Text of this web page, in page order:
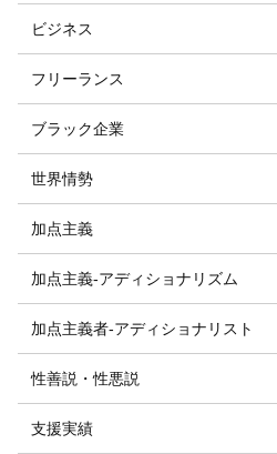
ビジネス
フリーランス
ブラック企業
世界情勢
加点主義
加点主義-アディショナリズム
加点主義者-アディショナリスト
性善説・性悪説
支援実績